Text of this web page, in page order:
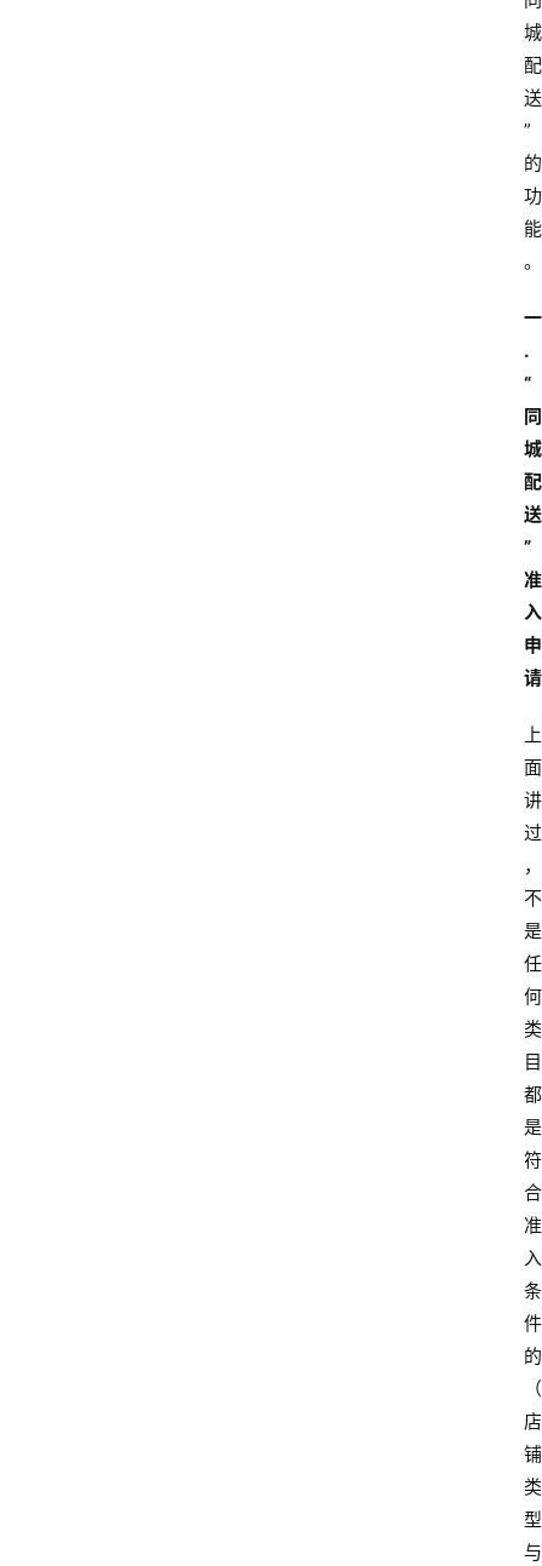
城
配
送
”
的
功
能
。
一
.
“
同
城
配
送
”
准
入
申
请
上
面
讲
过
，
不
是
任
何
类
目
都
是
符
合
准
入
条
件
的
（
店
铺
类
型
与